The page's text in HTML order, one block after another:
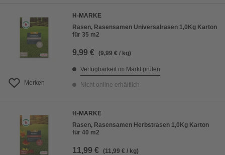
Merken
H-MARKE
Rasen, Rasensamen Universalrasen 1,0Kg Karton
für 35 m2
9,99 € (9,99 € / kg)
Verfügbarkeit im Markt prüfen
Nicht online erhältlich
H-MARKE
Rasen, Rasensamen Herbstrasen 1,0Kg Karton
für 40 m2
11,99 € (11,99 € / kg)